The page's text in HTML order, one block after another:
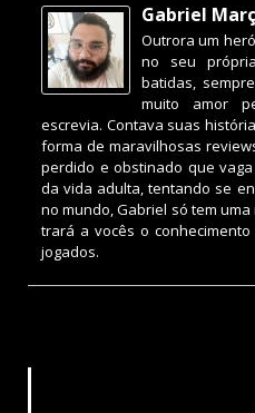
Gabriel
Outrora um
no seu
batidas,
muito amor
escrevia. Contava suas
forma de maravilhosas
perdido e obstinado que
da vida adulta, tentando se
no mundo, Gabriel só tem
trará a vocês o
jogados.